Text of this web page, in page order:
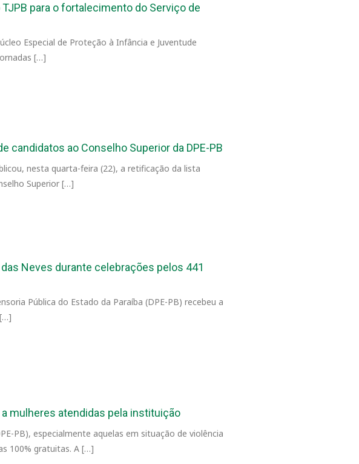
para o fortalecimento do Serviço de
Especial de Proteção à Infância e Juventude
[…]
candidatos ao Conselho Superior da DPE-PB
nesta quarta-feira (22), a retificação da lista
Superior […]
Neves durante celebrações pelos 441
Pública do Estado da Paraíba (DPE-PB) recebeu a
mulheres atendidas pela instituição
PB), especialmente aquelas em situação de violência
100% gratuitas. A […]